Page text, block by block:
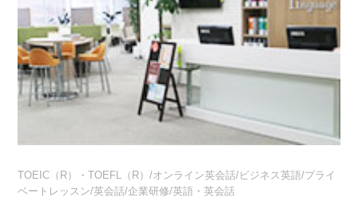
TOEIC（R）・TOEFL（R）/オンライン英会話/ビジネス英語/プライ
ベートレッスン/英会話/企業研修/英語・英会話